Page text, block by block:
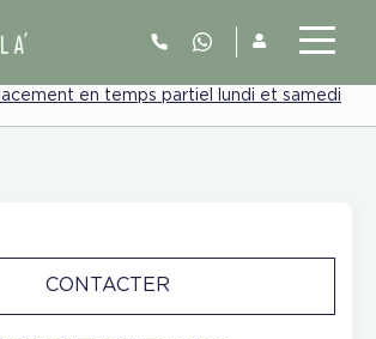
en temps partiel lundi et samedi
CONTACTER